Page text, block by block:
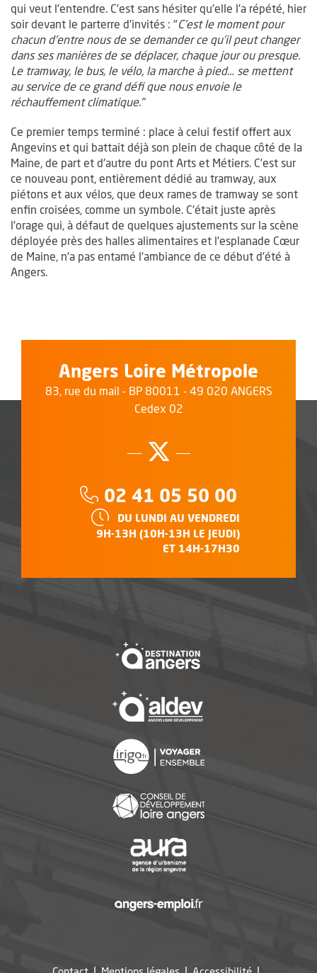
Le temps festif inaugural s'est déployé de part et d'autre de la Maine,
À la tombée de la nuit, un spectacle en son et lumière était donné sur
Les deux nouvelles lignes inaugurées sont entrées en service ce
qui veut l’entendre. C’est sans hésiter qu’elle l’a répété, hier
soir devant le parterre d’invités : "C’est le moment pour
chacun d’entre nous de se demander ce qu’il peut changer
dans ses manières de se déplacer, chaque jour ou presque.
Le tramway, le bus, le vélo, la marche à pied… se mettent
au service de ce grand défi que nous envoie le
réchauffement climatique."
Ce premier temps terminé : place à celui festif offert aux
Angevins et qui battait déjà son plein de chaque côté de la
Maine, de part et d’autre du pont Arts et Métiers. C’est sur
ce nouveau pont, entièrement dédié au tramway, aux
piétons et aux vélos, que deux rames de tramway se sont
enfin croisées, comme un symbole. C’était juste après
l’orage qui, à défaut de quelques ajustements sur la scène
déployée près des halles alimentaires et l’esplanade Cœur
de Maine, n’a pas entamé l’ambiance de ce début d’été à
Angers.
Angers Loire Métropole
83, rue du mail - BP 80011 - 49 020 ANGERS
Cedex 02
Suivez-nous
, Ouvre une
Téléphone :
02 41 05 50 00
HORAIRES :
DU LUNDI AU VENDREDI
9H-13H (10H-13H LE JEUDI)
ET 14H-17H30